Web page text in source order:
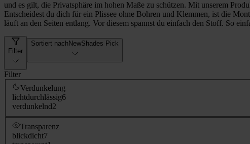
und es gilt, die Privatsphäre im hohen Maße zu schützen. Mit unserem
Entscheidest du dich für ein Plissee ohne Bohren und Klemmen, ist die
läuft an den Seiten entlang. Vor diesem spannst du einfach den Stoff. So
Filter
Sortiert nachNewShades Pick
Filter
Verdunkelung
lichtdurchlässig6
verdunkelnd2
Transparenz
blickdicht7